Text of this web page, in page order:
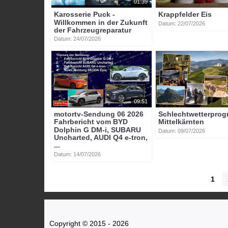
Themen » Wirtschaft
Marktplatz Mittelkärnten Betriebe
Tags:
btv-kärnten
btv
01:39
Karosserie Puck -
Willkommen in der Zukunft
der Fahrzeugreparatur
Datum: 24/07/2026
Krappfelder Eis
Datum: 22/07/2026
09:51
motortv-Sendung 06 2026
Fahrbericht vom BYD
Dolphin G DM-i, SUBARU
Uncharted, AUDI Q4 e-tron,
...
Datum: 14/07/2026
Mittelkärnten
Datum: 09/07/2026
1
Copyright © 2015 - 2026